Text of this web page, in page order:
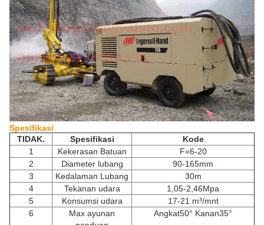
Spesifikasi
TIDAK.
Spesifikasi
Kode
1
Kekerasan Batuan
F=6-20
2
Diameter lubang
90-165mm
3
Kedalaman Lubang
30m
4
Tekanan udara
1,05-2,46Mpa
5
Konsumsi udara
17-21 m³/mnt
6
Max ayunan
Angkat50° Kanan35°